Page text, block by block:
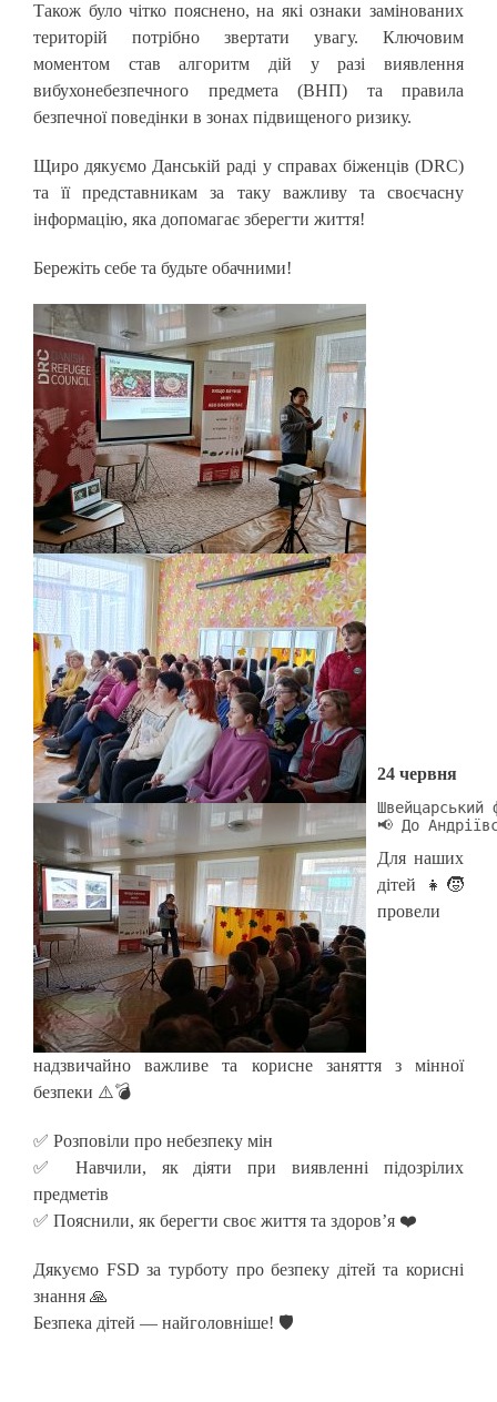
Також було чітко пояснено, на які ознаки замінованих
територій потрібно звертати увагу. Ключовим
моментом став алгоритм дій у разі виявлення
вибухонебезпечного предмета (ВНП) та правила
безпечної поведінки в зонах підвищеного ризику.
Щиро дякуємо Данській раді у справах біженців (DRC)
та її представникам за таку важливу та своєчасну
інформацію, яка допомагає зберегти життя!
Бережіть себе та будьте обачними!
24 червня
Швейцарський
📢 До
Для наших
дітей 👧🧒
провели
надзвичайно важливе та корисне заняття з мінної
безпеки ⚠️💣
✅ Розповіли про небезпеку мін
✅ Навчили, як діяти при виявленні підозрілих
предметів
✅ Пояснили, як берегти своє життя та здоров’я ❤️
Дякуємо FSD за турботу про безпеку дітей та корисні
знання 🙏
Безпека дітей — найголовніше! 🛡️